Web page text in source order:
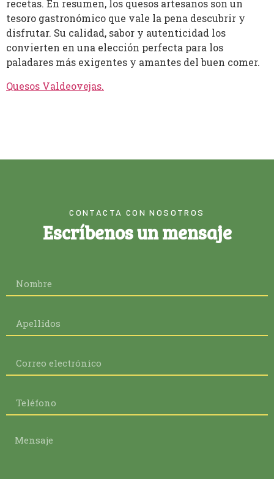
recetas. En resumen, los quesos artesanos son un
tesoro gastronómico que vale la pena descubrir y
disfrutar. Su calidad, sabor y autenticidad los
convierten en una elección perfecta para los
paladares más exigentes y amantes del buen comer.
Quesos Valdeovejas.
CONTACTA CON NOSOTROS
Escríbenos un mensaje